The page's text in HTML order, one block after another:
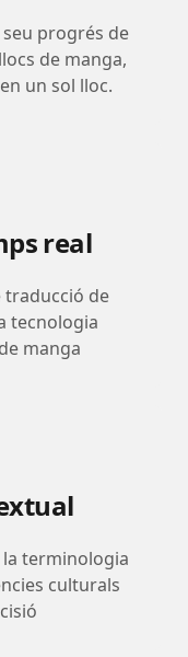
progrés de
de manga,
un sol lloc.
real
traducció de
tecnologia
manga
terminologia
culturals